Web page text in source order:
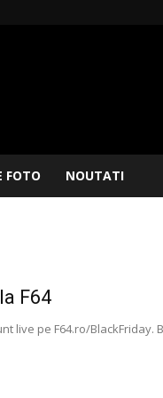
FOTO NOUTATI
F64
live pe F64.ro/